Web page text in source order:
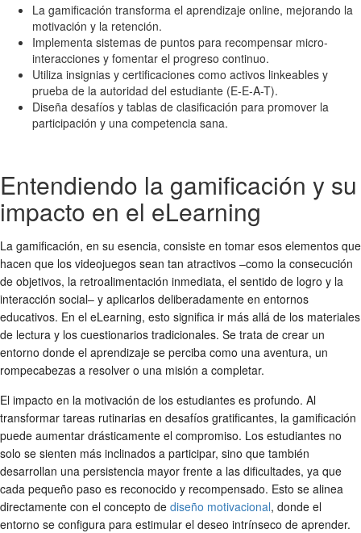
La gamificación transforma el aprendizaje online, mejorando la
motivación y la retención.
Implementa sistemas de puntos para recompensar micro-
interacciones y fomentar el progreso continuo.
Utiliza insignias y certificaciones como activos linkeables y
prueba de la autoridad del estudiante (E-E-A-T).
Diseña desafíos y tablas de clasificación para promover la
participación y una competencia sana.
Entendiendo la gamificación y su
impacto en el eLearning
La gamificación, en su esencia, consiste en tomar esos elementos que
hacen que los videojuegos sean tan atractivos –como la consecución
de objetivos, la retroalimentación inmediata, el sentido de logro y la
interacción social– y aplicarlos deliberadamente en entornos
educativos. En el eLearning, esto significa ir más allá de los materiales
de lectura y los cuestionarios tradicionales. Se trata de crear un
entorno donde el aprendizaje se perciba como una aventura, un
rompecabezas a resolver o una misión a completar.
El impacto en la motivación de los estudiantes es profundo. Al
transformar tareas rutinarias en desafíos gratificantes, la gamificación
puede aumentar drásticamente el compromiso. Los estudiantes no
solo se sienten más inclinados a participar, sino que también
desarrollan una persistencia mayor frente a las dificultades, ya que
cada pequeño paso es reconocido y recompensado. Esto se alinea
directamente con el concepto de diseño motivacional, donde el
entorno se configura para estimular el deseo intrínseco de aprender.